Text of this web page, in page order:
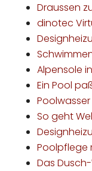
Draussen
dinotec
Alpensole
Ein Pool
So geht
Poolpflege
Das